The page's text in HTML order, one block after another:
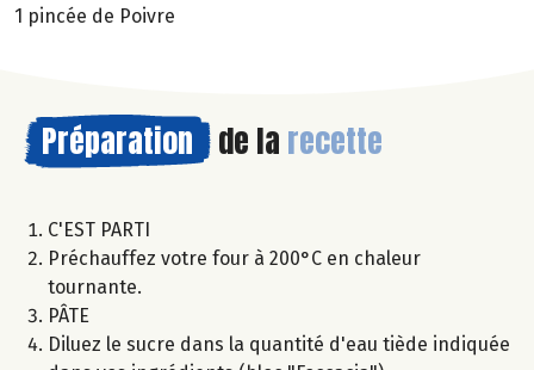
1 pincée de Poivre
Préparation de la recette
C'EST PARTI
Préchauffez votre four à 200°C en chaleur
tournante.
PÂTE
Diluez le sucre dans la quantité d'eau tiède indiquée